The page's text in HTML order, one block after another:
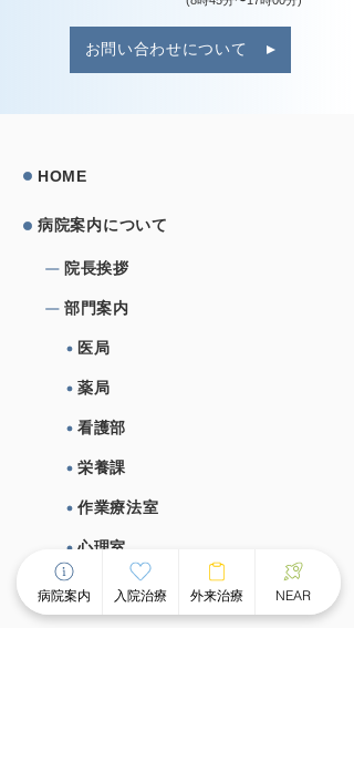
お問い合わせについて
HOME
病院案内について
院⻑挨拶
部⾨案内
医局
薬局
看護部
栄養課
作業療法室
心理室
施設概要、施設基準
病院案内 入院治療 外来治療 NEAR